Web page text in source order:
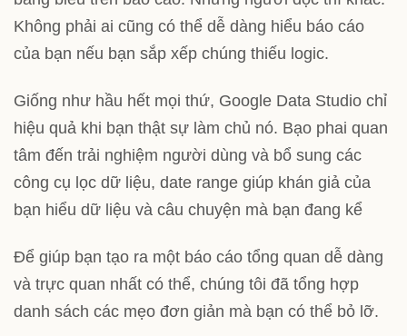
Không phải ai cũng có thể dễ dàng hiểu báo cáo
của bạn nếu bạn sắp xếp chúng thiếu logic.
Giống như hầu hết mọi thứ, Google Data Studio chỉ
hiệu quả khi bạn thật sự làm chủ nó. Bạo phai quan
tâm đến trải nghiệm người dùng và bổ sung các
công cụ lọc dữ liệu, date range giúp khán giả của
bạn hiểu dữ liệu và câu chuyện mà bạn đang kể
Để giúp bạn tạo ra một báo cáo tổng quan dễ dàng
và trực quan nhất có thể, chúng tôi đã tổng hợp
danh sách các mẹo đơn giản mà bạn có thể bỏ lỡ.